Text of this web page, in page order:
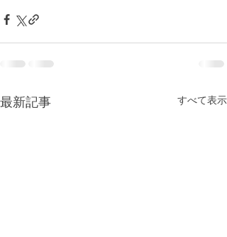
最新記事 すべて表示